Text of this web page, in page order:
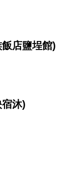
店鹽埕館)
沐)